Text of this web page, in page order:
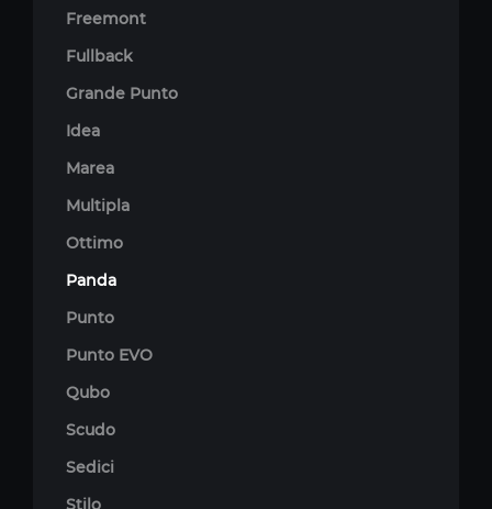
Freemont
Fullback
Grande Punto
Idea
Marea
Multipla
Ottimo
Panda
Punto
Punto EVO
Qubo
Scudo
Sedici
Stilo